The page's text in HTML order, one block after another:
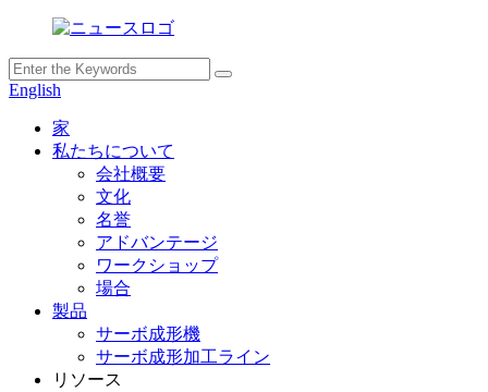
English
家
私たちについて
会社概要
文化
名誉
アドバンテージ
ワークショップ
場合
製品
サーボ成形機
サーボ成形加工ライン
リソース